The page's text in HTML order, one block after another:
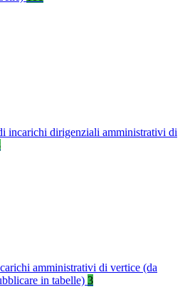
incarichi dirigenziali amministrativi di
amministrativi di vertice (da
in tabelle) 3